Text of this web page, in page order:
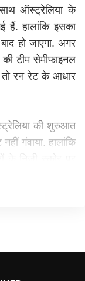
ऑस्ट्रेलिया के
हैं. हालांकि इसका
हो जाएगा. अगर
टीम सेमीफाइनल
तो रन रेट के आधार
की शुरुआत
गंवाया. हालांकि
में नौ चौके और 4